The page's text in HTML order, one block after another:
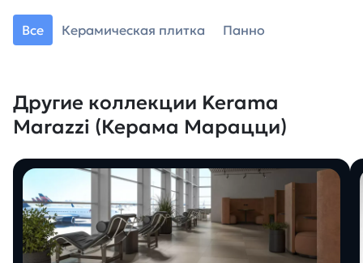
Все Керамическая плитка Панно
Другие коллекции Kerama
Marazzi (Керама Марацци)